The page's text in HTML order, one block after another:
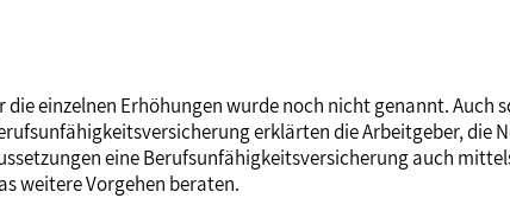
einzelnen Erhöhungen wurde noch nicht genannt. Auch
erklärten die Arbeitgeber, die
eine Berufsunfähigkeitsversicherung auch
weitere Vorgehen beraten.